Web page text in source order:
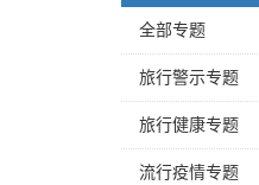
全部专题
旅行警示专题
旅行健康专题
流行疫情专题